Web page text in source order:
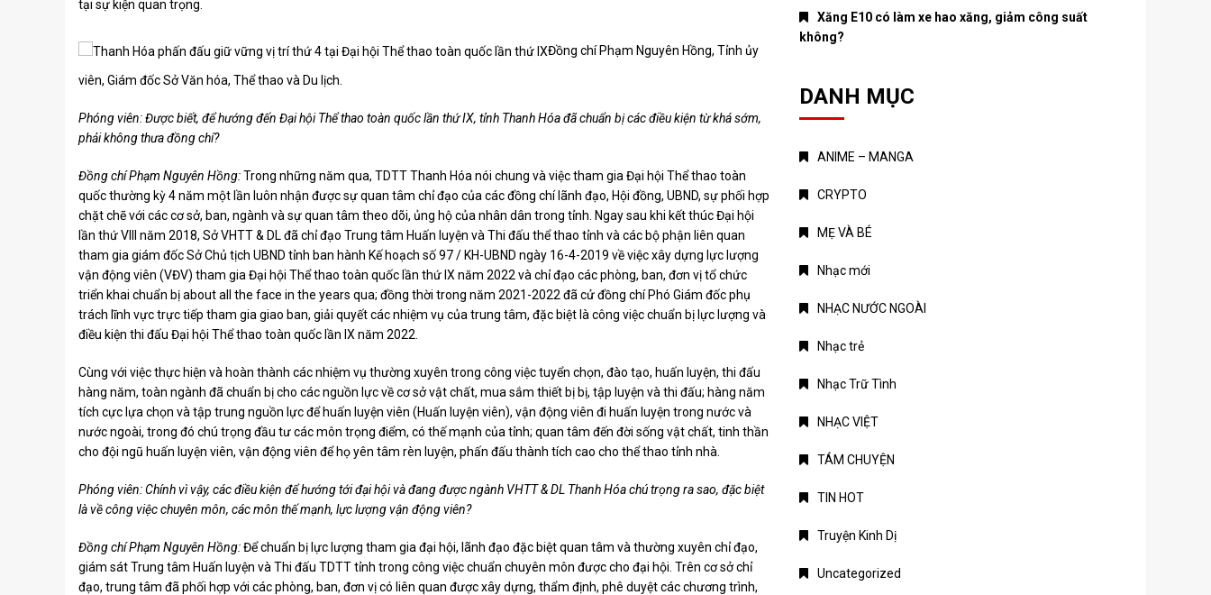
tại sự kiện quan trọng.
Đồng chí Phạm Nguyên Hồng, Tỉnh ủy
viên, Giám đốc Sở Văn hóa, Thể thao và Du lịch.
Phóng viên: Được biết, để hướng đến Đại hội Thể thao toàn quốc lần thứ IX, tỉnh Thanh Hóa đã chuẩn bị các điều kiện từ khá sớm,
phải không thưa đồng chí?
Đồng chí Phạm Nguyên Hồng:Trong những năm qua, TDTT Thanh Hóa nói chung và việc tham gia Đại hội Thể thao toàn
quốc thường kỳ 4 năm một lần luôn nhận được sự quan tâm chỉ đạo của các đồng chí lãnh đạo, Hội đồng, UBND, sự phối hợp
chặt chẽ với các cơ sở, ban, ngành và sự quan tâm theo dõi, ủng hộ của nhân dân trong tỉnh. Ngay sau khi kết thúc Đại hội
lần thứ VIII năm 2018, Sở VHTT & DL đã chỉ đạo Trung tâm Huấn luyện và Thi đấu thể thao tỉnh và các bộ phận liên quan
tham gia giám đốc Sở Chủ tịch UBND tỉnh ban hành Kế hoạch số 97 / KH-UBND ngày 16-4-2019 về việc xây dựng lực lượng
vận động viên (VĐV) tham gia Đại hội Thể thao toàn quốc lần thứ IX năm 2022 và chỉ đạo các phòng, ban, đơn vị tổ chức
triển khai chuẩn bị about all the face in the years qua; đồng thời trong năm 2021-2022 đã cử đồng chí Phó Giám đốc phụ
trách lĩnh vực trực tiếp tham gia giao ban, giải quyết các nhiệm vụ của trung tâm, đặc biệt là công việc chuẩn bị lực lượng và
điều kiện thi đấu Đại hội Thể thao toàn quốc lần IX năm 2022.
Cùng với việc thực hiện và hoàn thành các nhiệm vụ thường xuyên trong công việc tuyển chọn, đào tạo, huấn luyện, thi đấu
hàng năm, toàn ngành đã chuẩn bị cho các nguồn lực về cơ sở vật chất, mua sắm thiết bị bị, tập luyện và thi đấu; hàng năm
tích cực lựa chọn và tập trung nguồn lực để huấn luyện viên (Huấn luyện viên), vận động viên đi huấn luyện trong nước và
nước ngoài, trong đó chú trọng đầu tư các môn trọng điểm, có thế mạnh của tỉnh; quan tâm đến đời sống vật chất, tinh thần
cho đội ngũ huấn luyện viên, vận động viên để họ yên tâm rèn luyện, phấn đấu thành tích cao cho thể thao tỉnh nhà.
Phóng viên: Chính vì vậy, các điều kiện để hướng tới đại hội và đang được ngành VHTT & DL Thanh Hóa chú trọng ra sao, đặc biệt
là về công việc chuyên môn, các môn thế mạnh, lực lượng vận động viên?
Đồng chí Phạm Nguyên Hồng:Để chuẩn bị lực lượng tham gia đại hội, lãnh đạo đặc biệt quan tâm và thường xuyên chỉ đạo,
giám sát Trung tâm Huấn luyện và Thi đấu TDTT tỉnh trong công việc chuẩn chuyên môn được cho đại hội. Trên cơ sở chỉ
đạo, trung tâm đã phối hợp với các phòng, ban, đơn vị có liên quan được xây dựng, thẩm định, phê duyệt các chương trình,
Xăng E10 có làm xe hao xăng, giảm công suất
không?
DANH MỤC
ANIME – MANGA
CRYPTO
MẸ VÀ BÉ
Nhạc mới
NHẠC NƯỚC NGOÀI
Nhạc trẻ
Nhạc Trữ Tình
NHẠC VIỆT
TÁM CHUYỆN
TIN HOT
Truyện Kinh Dị
Uncategorized